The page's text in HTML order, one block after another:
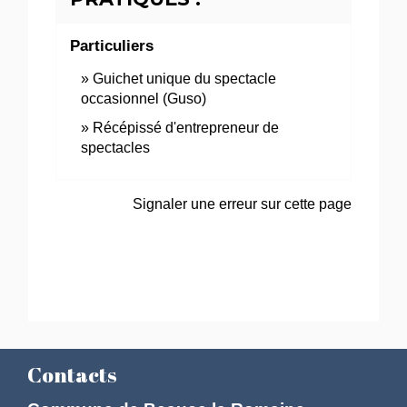
Particuliers
Guichet unique du spectacle
occasionnel (Guso)
Récépissé d'entrepreneur de
spectacles
Signaler une erreur sur cette page
Contacts